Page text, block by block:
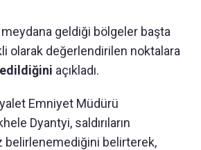
meydana geldiği bölgeler başta
olarak değerlendirilen noktalara
açıkladı.
Emniyet Müdürü
Dyantyi, saldırıların
belirlenemediğini belirterek,